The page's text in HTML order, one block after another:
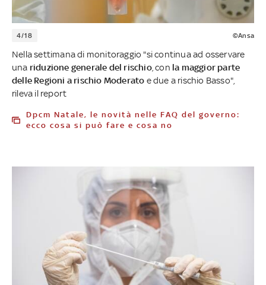
4/18 ©Ansa
Nella settimana di monitoraggio "si continua ad osservare
una riduzione generale del rischio, con la maggior parte
delle Regioni a rischio Moderato e due a rischio Basso",
rileva il report
Dpcm Natale, le novità nelle FAQ del governo:
ecco cosa si può fare e cosa no